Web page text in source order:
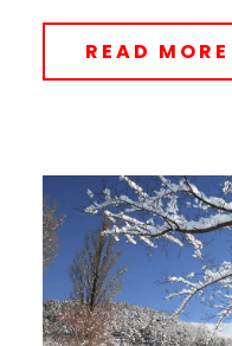
READ MORE